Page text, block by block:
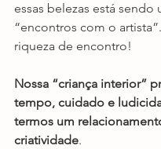
essas belezas está sendo
“encontros com o
riqueza de encontro!
Nossa “criança interior”
tempo, cuidado e
termos um
criatividade.